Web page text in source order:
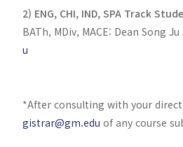
2) ENG, CHI, IND, SPA Track
BATh, MDiv, MACE: Dean Song Ju
u
*After consulting with your
gistrar@gm.edu of any course